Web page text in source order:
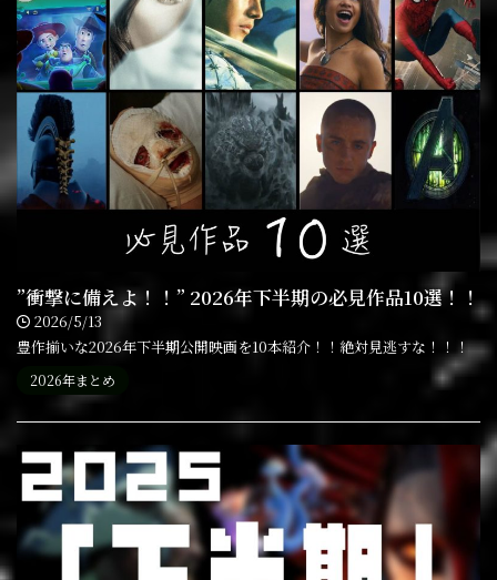
”衝撃に備えよ！！” 2026年下半期の必見作品10選！！
2026/5/13
豊作揃いな2026年下半期公開映画を10本紹介！！絶対見逃すな！！！
2026年まとめ